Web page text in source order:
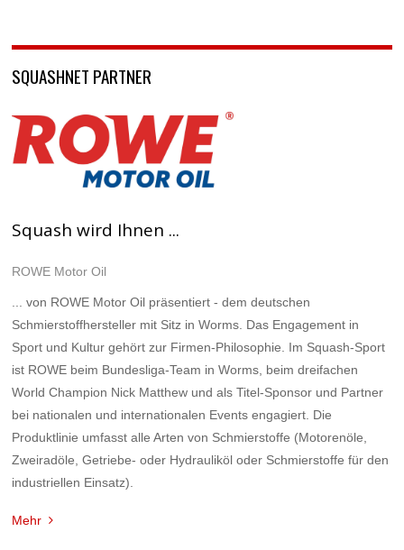
SQUASHNET PARTNER
Squash wird Ihnen ...
ROWE Motor Oil
... von ROWE Motor Oil präsentiert - dem deutschen
Schmierstoffhersteller mit Sitz in Worms. Das Engagement in
Sport und Kultur gehört zur Firmen-Philosophie. Im Squash-Sport
ist ROWE beim Bundesliga-Team in Worms, beim dreifachen
World Champion Nick Matthew und als Titel-Sponsor und Partner
bei nationalen und internationalen Events engagiert. Die
Produktlinie umfasst alle Arten von Schmierstoffe (Motorenöle,
Zweiradöle, Getriebe- oder Hydrauliköl oder Schmierstoffe für den
industriellen Einsatz).
Mehr